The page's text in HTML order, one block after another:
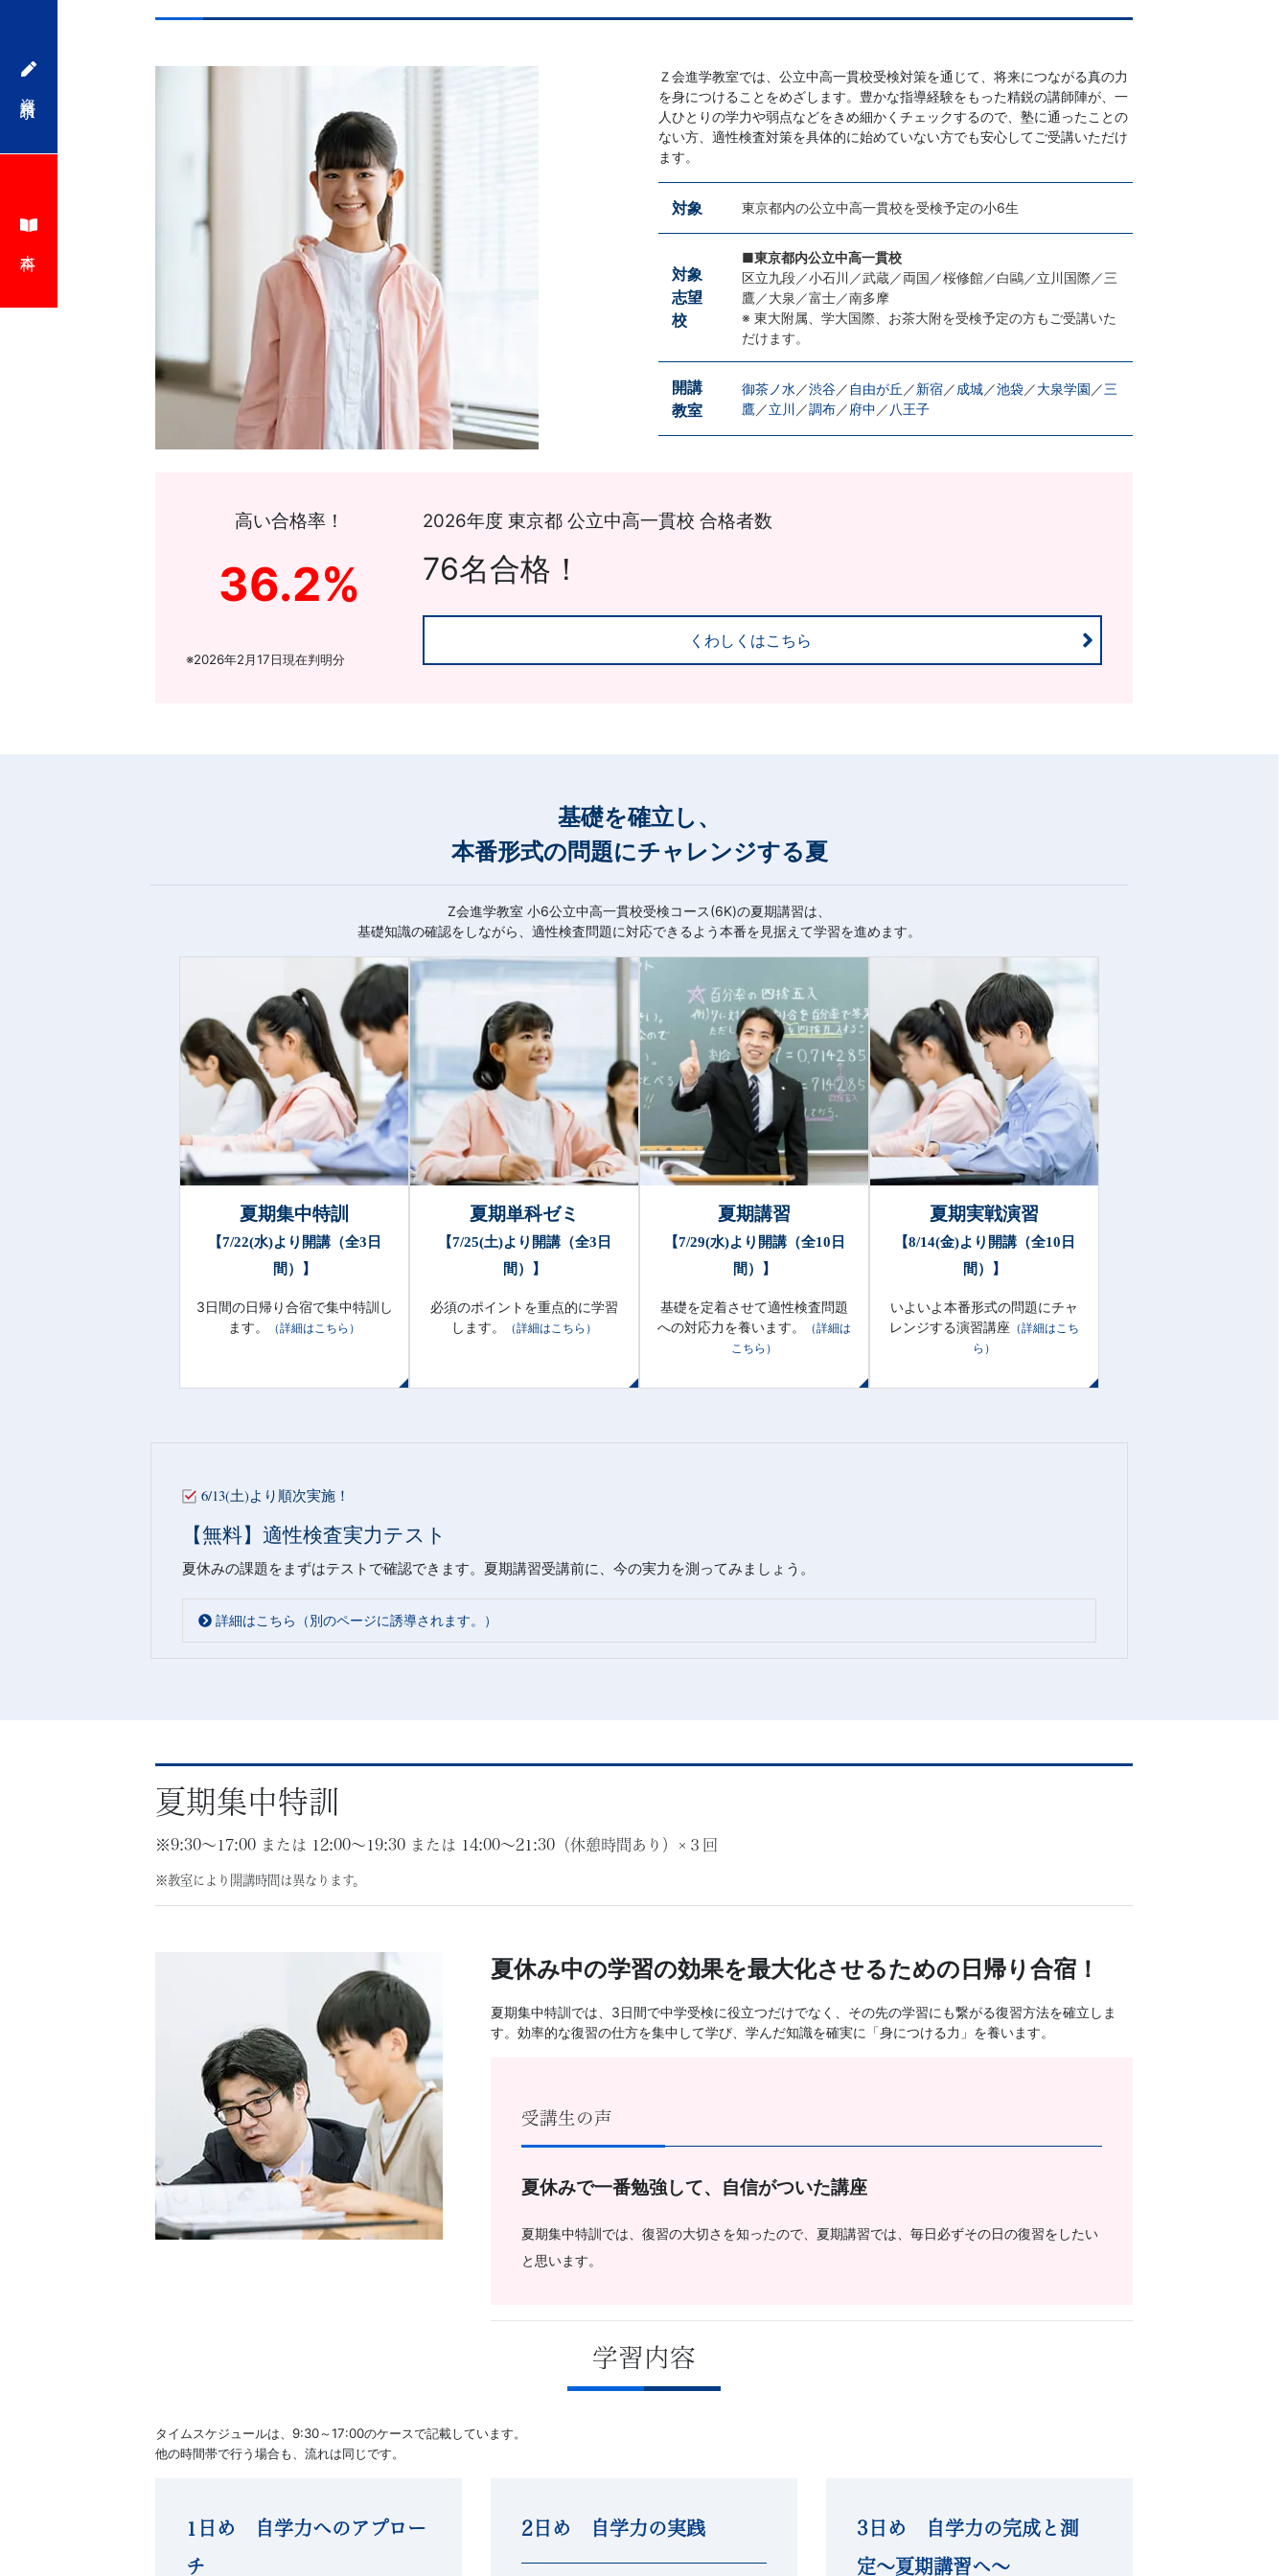
Ｚ会進学教室では、公立中高一貫校受検対策を通じて、将来につながる真の力
を身につけることをめざします。豊かな指導経験をもった精鋭の講師陣が、一
人ひとりの学力や弱点などをきめ細かくチェックするので、塾に通ったことの
ない方、適性検査対策を具体的に始めていない方でも安心してご受講いただけ
ます。
対象 東京都内の公立中高一貫校を受検予定の小6生
対象
志望
校
■東京都内公立中高一貫校
区立九段／小石川／武蔵／両国／桜修館／白鷗／立川国際／三
鷹／大泉／富士／南多摩
※ 東大附属、学大国際、お茶大附を受検予定の方もご受講いた
だけます。
開講
教室
御茶ノ水 ／渋谷／ 自由が丘 ／新宿／成城／池袋／大泉学園 ／三
鷹／立川 ／調布／府中 ／ 八王子
高い合格率！
36.2%
※2026年2月17日現在判明分
2026年度 東京都 公立中高一貫校 合格者数
76名合格！
くわしくはこちら
基礎を確立し、
本番形式の問題にチャレンジする夏
Z会進学教室 小6公立中高一貫校受検コース(6K)の夏期講習は、
基礎知識の確認をしながら、適性検査問題に対応できるよう本番を見据えて学習を進めます。
夏期集中特訓
【7/22(水)より開講（全3日
間）】
3日間の日帰り合宿で集中特訓し
ます。
（詳細はこちら）
夏期単科ゼミ
【7/25(土)より開講（全3日
間）】
必須のポイントを重点的に学習
します。
（詳細はこちら）
夏期講習
【7/29(水)より開講（全10日
間）】
基礎を定着させて適性検査問題
への対応力を養います。
（詳細は
こちら）
夏期実戦演習
【8/14(金)より開講（全10日
間）】
いよいよ本番形式の問題にチャ
レンジする演習講座 （詳細はこち
ら）
6/13(土)より順次実施！
【無料】適性検査実力テスト
夏休みの課題をまずはテストで確認できます。夏期講習受講前に、今の実力を測ってみましょう。
詳細はこちら（別のページに誘導されます。）
夏期集中特訓
※9:30〜17:00 または 12:00～19:30 または 14:00～21:30 （休憩時間あり）×３回
※教室により開講時間は異なります。
夏休み中の学習の効果を最大化させるための日帰り合宿！
夏期集中特訓では、3日間で中学受検に役立つだけでなく、その先の学習にも繋がる復習方法を確立しま
す。効率的な復習の仕方を集中して学び、学んだ知識を確実に「身につける力」を養います。
受講生の声
夏休みで一番勉強して、自信がついた講座
夏期集中特訓では、復習の大切さを知ったので、夏期講習では、毎日必ずその日の復習をしたい
と思います。
学習内容
タイムスケジュールは、9:30～17:00のケースで記載しています。
他の時間帯で行う場合も、流れは同じです。
1日め 自学力へのアプロー
チ
2日め 自学力の実践
3日め 自学力の完成と測
定〜夏期講習へ〜